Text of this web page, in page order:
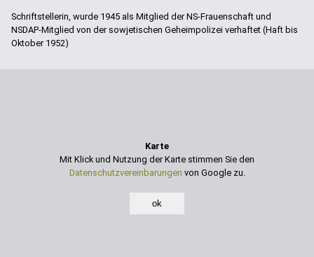
Schriftstellerin, wurde 1945 als Mitglied der NS-Frauenschaft und
NSDAP-Mitglied von der sowjetischen Geheimpolizei verhaftet (Haft bis
Oktober 1952)
Karte
Mit Klick und Nutzung der Karte stimmen Sie den
Datenschutzvereinbarungen von Google zu.
ok